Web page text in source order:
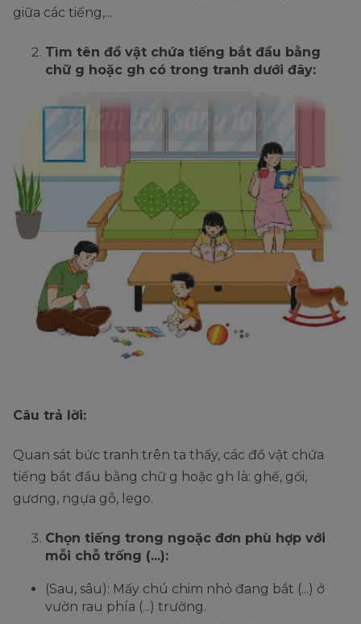
giữa các tiếng,...
Tìm tên đồ vật chứa tiếng bắt đầu bằng
chữ g hoặc gh có trong tranh dưới đây:
Câu trả lời:
Quan sát bức tranh trên ta thấy, các đồ vật chứa
tiếng bắt đầu bằng chữ g hoặc gh là: ghế, gối,
gương, ngựa gỗ, lego.
Chọn tiếng trong ngoặc đơn phù hợp với
mỗi chỗ trống (...):
(Sau, sâu): Mấy chú chim nhỏ đang bắt (...) ở
vườn rau phía (...) trường.